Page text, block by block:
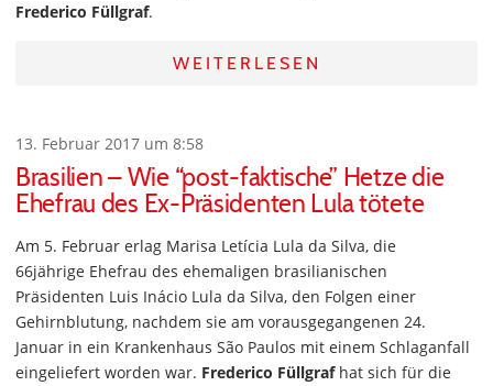
Frederico Füllgraf.
WEITERLESEN
13. Februar 2017 um 8:58
Brasilien – Wie “post-faktische” Hetze die
Ehefrau des Ex-Präsidenten Lula tötete
Am 5. Februar erlag Marisa Letícia Lula da Silva, die
66jährige Ehefrau des ehemaligen brasilianischen
Präsidenten Luis Inácio Lula da Silva, den Folgen einer
Gehirnblutung, nachdem sie am vorausgegangenen 24.
Januar in ein Krankenhaus São Paulos mit einem Schlaganfall
eingeliefert worden war. Frederico Füllgrafhat sich für die